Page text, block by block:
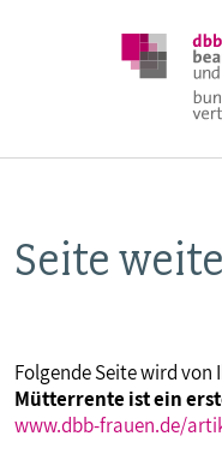
DBB FRAUEN
POSITIONEN
Seite
Folgende Seite wird von
Mütterrente ist ein
www.dbb-frauen.de/